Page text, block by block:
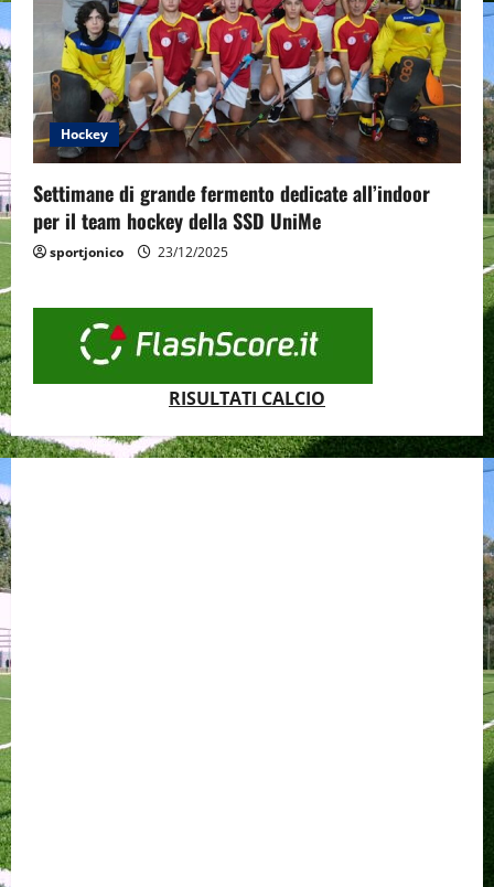
Hockey
Settimane di grande fermento dedicate all’indoor
per il team hockey della SSD UniMe
sportjonico 23/12/2025
RISULTATI CALCIO